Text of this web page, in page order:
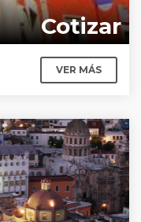
Cotizar
VER MÁS